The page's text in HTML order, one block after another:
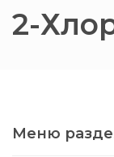
Документы
Филиалы
Химические
3ASenrise
Политика
2-
Меню